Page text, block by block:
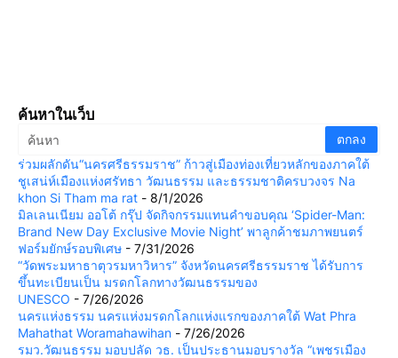
ค้นหาในเว็บ
ร่วมผลักดัน“นครศรีธรรมราช” ก้าวสู่เมืองท่องเที่ยวหลักของภาคใต้
ชูเสน่ห์เมืองแห่งศรัทธา วัฒนธรรม และธรรมชาติครบวงจร Na
khon Si Tham ma rat - 8/1/2026
มิลเลนเนียม ออโต้ กรุ๊ป จัดกิจกรรมแทนคำขอบคุณ ‘Spider-Man:
Brand New Day Exclusive Movie Night’ พาลูกค้าชมภาพยนตร์
ฟอร์มยักษ์รอบพิเศษ - 7/31/2026
“วัดพระมหาธาตุวรมหาวิหาร” จังหวัดนครศรีธรรมราช ได้รับการ
ขึ้นทะเบียนเป็น มรดกโลกทางวัฒนธรรมของ
UNESCO - 7/26/2026
นครแห่งธรรม นครแห่งมรดกโลกแห่งแรกของภาคใต้ Wat Phra
Mahathat Woramahawihan - 7/26/2026
รมว.วัฒนธรรม มอบปลัด วธ. เป็นประธานมอบรางวัล “เพชรเมือง